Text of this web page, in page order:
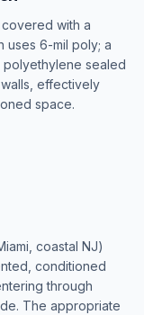
with a
uses 6-mil poly; a
sealed
effectively
space.
coastal NJ)
conditioned
through
The appropriate